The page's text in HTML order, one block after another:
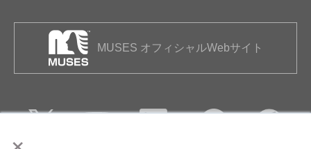
MUSES オフィシャルWebサイト